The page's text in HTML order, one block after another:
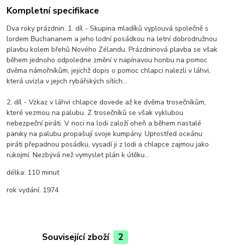
Kompletní specifikace
Dva roky prázdnin. 1. díl - Skupina mladíků vyplouvá společně s
lordem Buchananem a jeho lodní posádkou na letní dobrodružnou
plavbu kolem břehů Nového Zélandu. Prázdninová plavba se však
během jednoho odpoledne změní v napínavou honbu na pomoc
dvěma námořníkům, jejichž dopis o pomoc chlapci nalezli v láhvi,
která uvízla v jejich rybářských sítích...
2. díl - Vzkaz v láhvi chlapce dovede až ke dvěma trosečníkům,
které vezmou na palubu. Z trosečníků se však vyklubou
nebezpeční piráti. V noci na lodi založí oheň a během nastalé
paniky na palubu propašují svoje kumpány. Uprostřed oceánu
piráti přepadnou posádku, vysadí ji z lodi a chlapce zajmou jako
rukojmí. Nezbývá než vymyslet plán k útěku...
délka: 110 minut
rok vydání: 1974
Související zboží 2